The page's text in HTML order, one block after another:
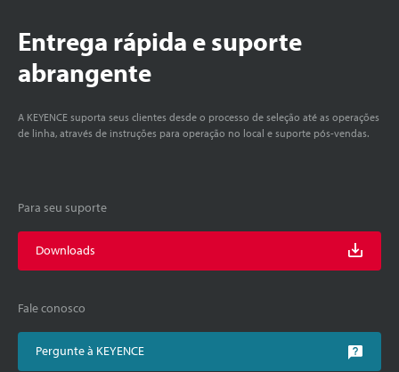
Entrega rápida e suporte
abrangente
A KEYENCE suporta seus clientes desde o processo de seleção até as operações
de linha, através de instruções para operação no local e suporte pós-vendas.
Para seu suporte
Downloads
Fale conosco
Pergunte à KEYENCE